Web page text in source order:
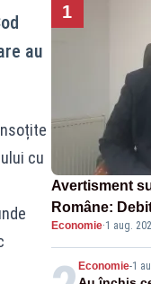
au
cu
1
Avertisment
Române:
să scadă.
în 4 zile
Economie·1 aug.
Economie-1